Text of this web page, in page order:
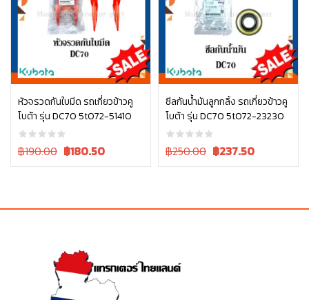
หัวจรวดกันใบมีด รถเกี่ยวข้าวคู
โบต้า รุ่น DC70 5t072-51410
Original
฿190.00 Current
฿180.50
หยิบใส่ตะกร้า
ซีลกันน้ำมันลูกกลิ้ง รถเกี่ยวข้าวคู
โบต้า รุ่น DC70 5t072-23230
Original
฿250.00 Current
฿237.50
หยิบใส่ตะกร้า